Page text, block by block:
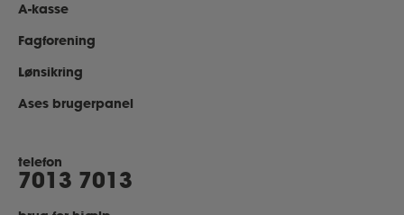
A-kasse
Fagforening
Lønsikring
Ases brugerpanel
telefon
7013 7013